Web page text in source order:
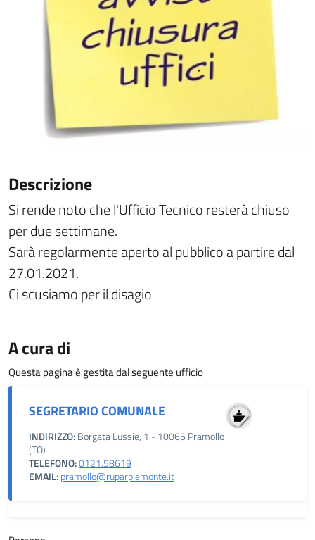
Descrizione
Si rende noto che l'Ufficio Tecnico resterà chiuso
per due settimane.
Sarà regolarmente aperto al pubblico a partire dal
27.01.2021.
Ci scusiamo per il disagio
A cura di
Questa pagina è gestita dal seguente ufficio
SEGRETARIO COMUNALE
INDIRIZZO:Borgata Lussie, 1 - 10065 Pramollo
(TO)
TELEFONO:0121.58619
EMAIL:pramollo@ruparpiemonte.it